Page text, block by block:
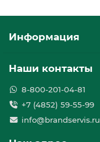
Информация
Наши контакты
8-800-201-04-81
+7 (4852) 59-55-99
info@brandservis.ru